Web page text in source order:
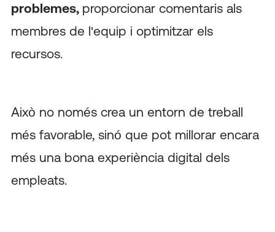
problemes, proporcionar comentaris als
membres de l'equip i optimitzar els
recursos.
Això no només crea un entorn de treball
més favorable, sinó que pot millorar encara
més una bona experiència digital dels
empleats.